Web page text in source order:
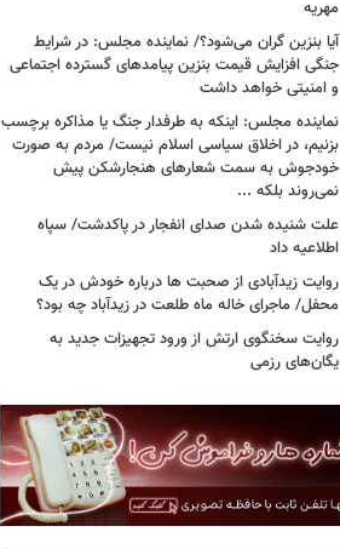
مهریه
آیا بنزین گران می‌شود؟/ نماینده مجلس: در شرایط
جنگی افزایش قیمت بنزین پیامدهای گسترده اجتماعی
و امنیتی خواهد داشت
نماینده مجلس: اینکه به طرفدار جنگ یا مذاکره برچسب
بزنیم، در اخلاق سیاسی اسلام نیست/ مردم به صورت
خودجوش به سمت شعارهای هنجارشکن پیش
نمی‌روند بلکه ...
علت شنیده شدن صدای انفجار در پاکدشت/ سپاه
اطلاعیه داد
روایت زیدآبادی از صحبت ها درباره خودش در یک
محفل/ ماجرای خاله ماه طلعت در زیدآباد چه بود؟
روایت سخنگوی ارتش از ورود تجهیزات جدید به
یگان‌های رزمی